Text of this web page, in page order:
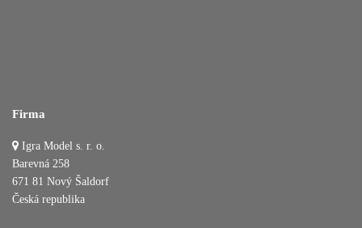
Firma
Igra Model s. r. o.
Barevná 258
671 81 Nový Šaldorf
Česká republika